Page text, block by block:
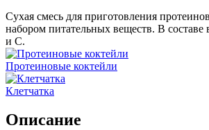
Сухая смесь для приготовления
набором питательных веществ. В
и C.
Протеиновые коктейли
Клетчатка
Описание